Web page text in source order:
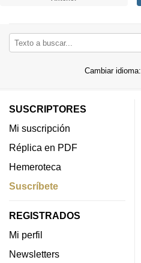
Cambiar idioma:
SUSCRIPTORES
Mi suscripción
Réplica en PDF
Hemeroteca
Suscríbete
REGISTRADOS
Mi perfil
Newsletters